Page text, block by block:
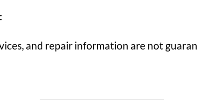
and repair information are not